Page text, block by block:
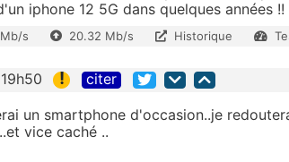
iphone 12 5G dans quelques années !!
s 20.32 Mb/s Historique
! citer
un smartphone d'occasion..je
vice caché ..